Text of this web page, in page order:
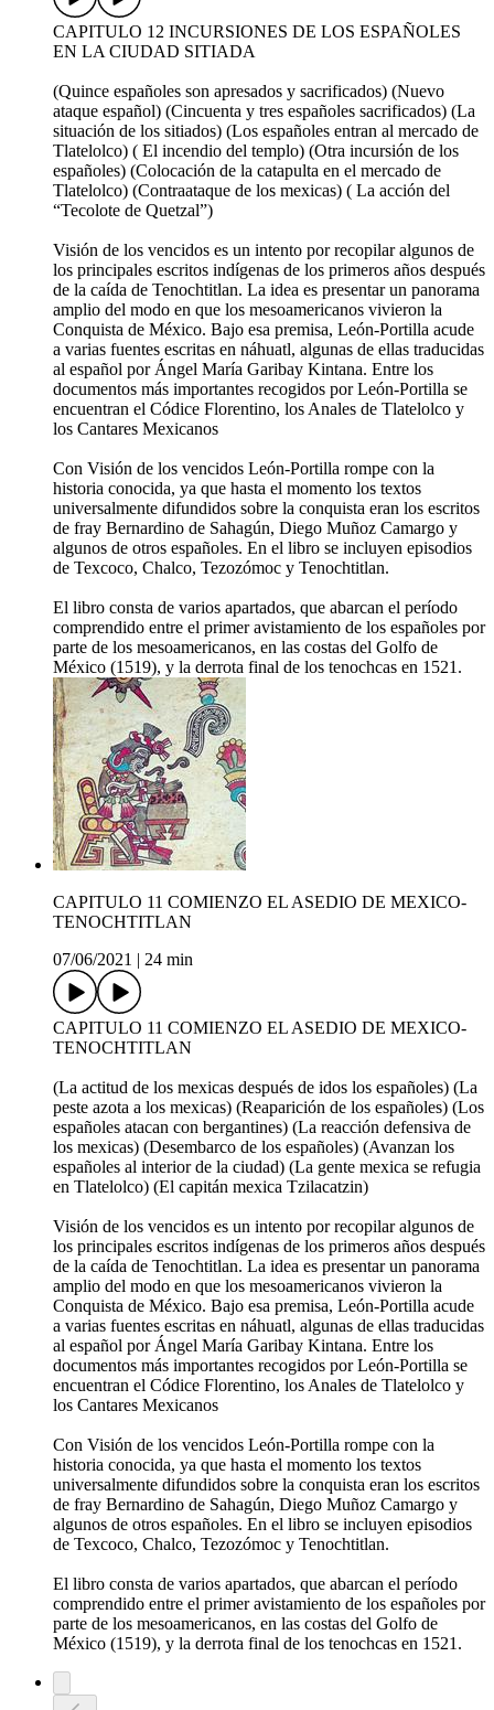
CAPITULO 12 INCURSIONES DE LOS ESPAÑOLES
EN LA CIUDAD SITIADA
(Quince españoles son apresados y sacrificados) (Nuevo
ataque español) (Cincuenta y tres españoles sacrificados) (La
situación de los sitiados) (Los españoles entran al mercado de
Tlatelolco) ( El incendio del templo) (Otra incursión de los
españoles) (Colocación de la catapulta en el mercado de
Tlatelolco) (Contraataque de los mexicas) ( La acción del
“Tecolote de Quetzal”)
Visión de los vencidos es un intento por recopilar algunos de
los principales escritos indígenas de los primeros años después
de la caída de Tenochtitlan. La idea es presentar un panorama
amplio del modo en que los mesoamericanos vivieron la
Conquista de México. Bajo esa premisa, León-Portilla acude
a varias fuentes escritas en náhuatl, algunas de ellas traducidas
al español por Ángel María Garibay Kintana. Entre los
documentos más importantes recogidos por León-Portilla se
encuentran el Códice Florentino, los Anales de Tlatelolco y
los Cantares Mexicanos
Con Visión de los vencidos León-Portilla rompe con la
historia conocida, ya que hasta el momento los textos
universalmente difundidos sobre la conquista eran los escritos
de fray Bernardino de Sahagún, Diego Muñoz Camargo y
algunos de otros españoles. En el libro se incluyen episodios
de Texcoco, Chalco, Tezozómoc y Tenochtitlan.
El libro consta de varios apartados, que abarcan el período
comprendido entre el primer avistamiento de los españoles por
parte de los mesoamericanos, en las costas del Golfo de
México (1519), y la derrota final de los tenochcas en 1521.
CAPITULO 11 COMIENZO EL ASEDIO DE MEXICO-
TENOCHTITLAN
07/06/2021
24 min
CAPITULO 11 COMIENZO EL ASEDIO DE MEXICO-
TENOCHTITLAN
(La actitud de los mexicas después de idos los españoles) (La
peste azota a los mexicas) (Reaparición de los españoles) (Los
españoles atacan con bergantines) (La reacción defensiva de
los mexicas) (Desembarco de los españoles) (Avanzan los
españoles al interior de la ciudad) (La gente mexica se refugia
en Tlatelolco) (El capitán mexica Tzilacatzin)
Visión de los vencidos es un intento por recopilar algunos de
los principales escritos indígenas de los primeros años después
de la caída de Tenochtitlan. La idea es presentar un panorama
amplio del modo en que los mesoamericanos vivieron la
Conquista de México. Bajo esa premisa, León-Portilla acude
a varias fuentes escritas en náhuatl, algunas de ellas traducidas
al español por Ángel María Garibay Kintana. Entre los
documentos más importantes recogidos por León-Portilla se
encuentran el Códice Florentino, los Anales de Tlatelolco y
los Cantares Mexicanos
Con Visión de los vencidos León-Portilla rompe con la
historia conocida, ya que hasta el momento los textos
universalmente difundidos sobre la conquista eran los escritos
de fray Bernardino de Sahagún, Diego Muñoz Camargo y
algunos de otros españoles. En el libro se incluyen episodios
de Texcoco, Chalco, Tezozómoc y Tenochtitlan.
El libro consta de varios apartados, que abarcan el período
comprendido entre el primer avistamiento de los españoles por
parte de los mesoamericanos, en las costas del Golfo de
México (1519), y la derrota final de los tenochcas en 1521.